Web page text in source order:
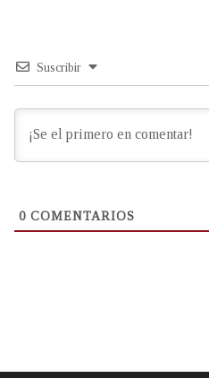
Suscribir
0 COMENTARIOS